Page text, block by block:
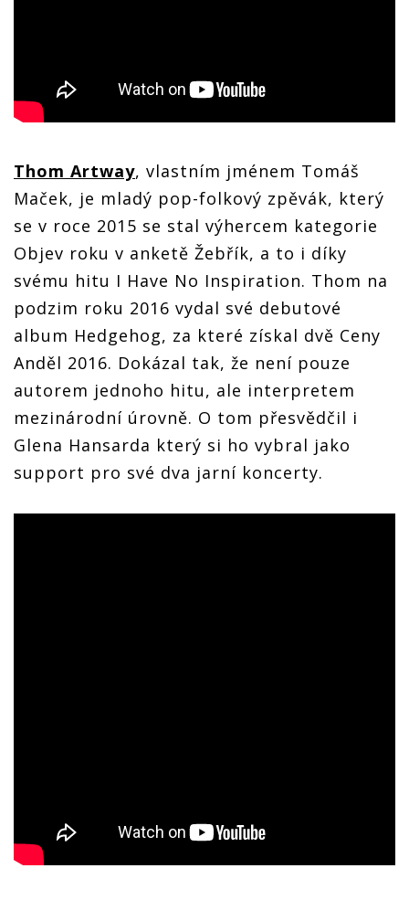
Thom Artway, vlastním jménem Tomáš
Maček, je mladý pop-folkový zpěvák, který
se v roce 2015 se stal výhercem kategorie
Objev roku v anketě Žebřík, a to i díky
svému hitu I Have No Inspiration. Thom na
podzim roku 2016 vydal své debutové
album Hedgehog, za které získal dvě Ceny
Anděl 2016. Dokázal tak, že není pouze
autorem jednoho hitu, ale interpretem
mezinárodní úrovně. O tom přesvědčil i
Glena Hansarda který si ho vybral jako
support pro své dva jarní koncerty.